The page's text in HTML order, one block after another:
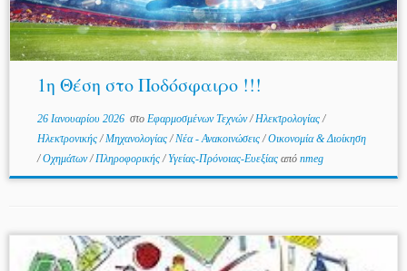
1η Θέση στο Ποδόσφαιρο !!!
26 Ιανουαρίου 2026στο Εφαρμοσμένων Τεχνών/Ηλεκτρολογίας/
Ηλεκτρονικής/Μηχανολογίας/Νέα - Ανακοινώσεις/Οικονομία & Διοίκηση
/Οχημάτων/Πληροφορικής/Υγείας-Πρόνοιας-Ευεξίας από nmeg